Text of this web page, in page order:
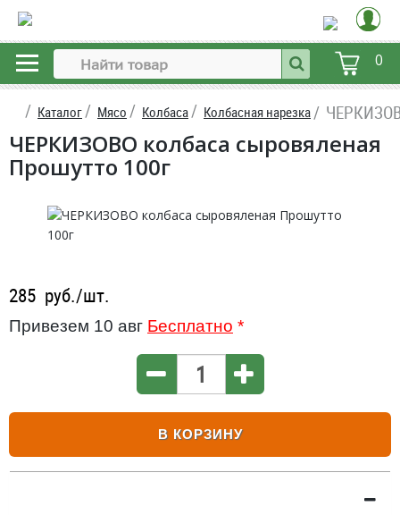
0
Каталог Мясо Колбаса Колбасная нарезка
ЧЕРКИЗОВО колбаса сыровяленая
Прошутто 100г
285 руб./шт.
Привезем 10 авг Бесплатно *
В КОРЗИНУ